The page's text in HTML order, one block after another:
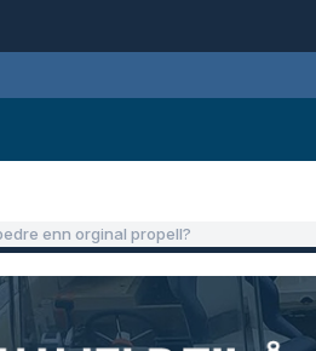
enn orginal propell?